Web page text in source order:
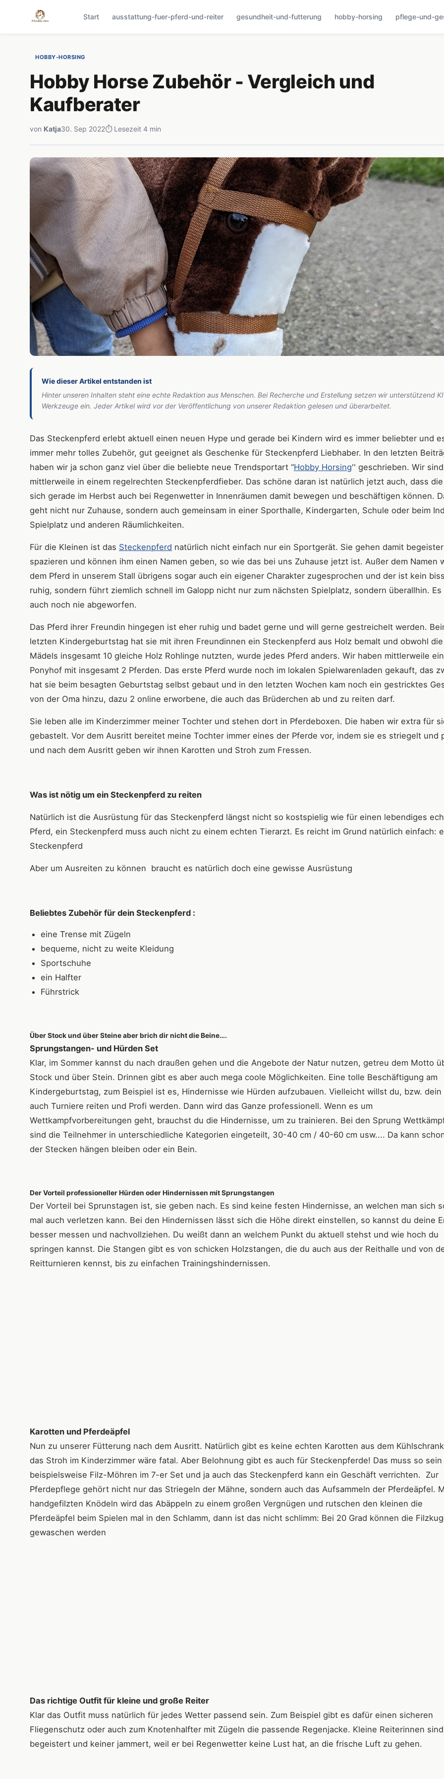
Start ausstattung-fuer-pferd-und-reiter gesundheit-und-futterung hobby-horsing pflege-und-
HOBBY-HORSING
Hobby Horse Zubehör - Vergleich und
Kaufberater
von Katja30. Sep 2022⏱ Lesezeit 4 min
Wie dieser Artikel entstanden ist
Hinter unseren Inhalten steht eine echte Redaktion aus Menschen. Bei Recherche und Erstellung setzen wir unterstützend
Werkzeuge ein. Jeder Artikel wird vor der Veröffentlichung von unserer Redaktion gelesen und überarbeitet.
Das Steckenpferd erlebt aktuell einen neuen Hype und gerade bei Kindern wird es immer beliebter und
immer mehr tolles Zubehör, gut geeignet als Geschenke für Steckenpferd Liebhaber. In den letzten
haben wir ja schon ganz viel über die beliebte neue Trendsportart “Hobby Horsing'' geschrieben. Wir
mittlerweile in einem regelrechten Steckenpferdfieber. Das schöne daran ist natürlich jetzt auch, dass
sich gerade im Herbst auch bei Regenwetter in Innenräumen damit bewegen und beschäftigen können.
geht nicht nur Zuhause, sondern auch gemeinsam in einer Sporthalle, Kindergarten, Schule oder beim
Spielplatz und anderen Räumlichkeiten.
Für die Kleinen ist das Steckenpferd natürlich nicht einfach nur ein Sportgerät. Sie gehen damit
spazieren und können ihm einen Namen geben, so wie das bei uns Zuhause jetzt ist. Außer dem Namen
dem Pferd in unserem Stall übrigens sogar auch ein eigener Charakter zugesprochen und der ist kein
ruhig, sondern führt ziemlich schnell im Galopp nicht nur zum nächsten Spielplatz, sondern überallhin. Es
auch noch nie abgeworfen.
Das Pferd ihrer Freundin hingegen ist eher ruhig und badet gerne und will gerne gestreichelt werden.
letzten Kindergeburtstag hat sie mit ihren Freundinnen ein Steckenpferd aus Holz bemalt und obwohl die
Mädels insgesamt 10 gleiche Holz Rohlinge nutzten, wurde jedes Pferd anders. Wir haben mittlerweile
Ponyhof mit insgesamt 2 Pferden. Das erste Pferd wurde noch im lokalen Spielwarenladen gekauft, das
hat sie beim besagten Geburtstag selbst gebaut und in den letzten Wochen kam noch ein gestricktes
von der Oma hinzu, dazu 2 online erworbene, die auch das Brüderchen ab und zu reiten darf.
Sie leben alle im Kinderzimmer meiner Tochter und stehen dort in Pferdeboxen. Die haben wir extra für
gebastelt. Vor dem Ausritt bereitet meine Tochter immer eines der Pferde vor, indem sie es striegelt und
und nach dem Ausritt geben wir ihnen Karotten und Stroh zum Fressen.
Was ist nötig um ein Steckenpferd zu reiten
Natürlich ist die Ausrüstung für das Steckenpferd längst nicht so kostspielig wie für einen lebendiges
Pferd, ein Steckenpferd muss auch nicht zu einem echten Tierarzt. Es reicht im Grund natürlich einfach:
Steckenpferd
Aber um Ausreiten zu können braucht es natürlich doch eine gewisse Ausrüstung
Beliebtes Zubehör für dein Steckenpferd :
eine Trense mit Zügeln
bequeme, nicht zu weite Kleidung
Sportschuhe
ein Halfter
Führstrick
Über Stock und über Steine aber brich dir nicht die Beine….
Sprungstangen- und Hürden Set
Klar, im Sommer kannst du nach draußen gehen und die Angebote der Natur nutzen, getreu dem Motto
Stock und über Stein. Drinnen gibt es aber auch mega coole Möglichkeiten. Eine tolle Beschäftigung am
Kindergeburtstag, zum Beispiel ist es, Hindernisse wie Hürden aufzubauen. Vielleicht willst du, bzw. dein
auch Turniere reiten und Profi werden. Dann wird das Ganze professionell. Wenn es um
Wettkampfvorbereitungen geht, brauchst du die Hindernisse, um zu trainieren. Bei den Sprung
sind die Teilnehmer in unterschiedliche Kategorien eingeteilt, 30-40 cm / 40-60 cm usw.... Da kann
der Stecken hängen bleiben oder ein Bein.
Der Vorteil professioneller Hürden oder Hindernissen mit Sprungstangen
Der Vorteil bei Sprunstagen ist, sie geben nach. Es sind keine festen Hindernisse, an welchen man sich
mal auch verletzen kann. Bei den Hindernissen lässt sich die Höhe direkt einstellen, so kannst du deine
besser messen und nachvollziehen. Du weißt dann an welchem Punkt du aktuell stehst und wie hoch du
springen kannst. Die Stangen gibt es von schicken Holzstangen, die du auch aus der Reithalle und von
Reitturnieren kennst, bis zu einfachen Trainingshindernissen.
Karotten und Pferdeäpfel
Nun zu unserer Fütterung nach dem Ausritt. Natürlich gibt es keine echten Karotten aus dem
das Stroh im Kinderzimmer wäre fatal. Aber Belohnung gibt es auch für Steckenpferde! Das muss so sein
beispielsweise Filz-Möhren im 7-er Set und ja auch das Steckenpferd kann ein Geschäft verrichten. Zur
Pferdepflege gehört nicht nur das Striegeln der Mähne, sondern auch das Aufsammeln der Pferdeäpfel.
handgefilzten Knödeln wird das Abäppeln zu einem großen Vergnügen und rutschen den kleinen die
Pferdeäpfel beim Spielen mal in den Schlamm, dann ist das nicht schlimm: Bei 20 Grad können die
gewaschen werden
Das richtige Outfit für kleine und große Reiter
Klar das Outfit muss natürlich für jedes Wetter passend sein. Zum Beispiel gibt es dafür einen sicheren
Fliegenschutz oder auch zum Knotenhalfter mit Zügeln die passende Regenjacke. Kleine Reiterinnen
begeistert und keiner jammert, weil er bei Regenwetter keine Lust hat, an die frische Luft zu gehen.